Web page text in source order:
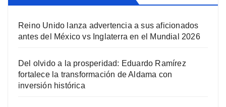
Reino Unido lanza advertencia a sus aficionados
antes del México vs Inglaterra en el Mundial 2026
Del olvido a la prosperidad: Eduardo Ramírez
fortalece la transformación de Aldama con
inversión histórica